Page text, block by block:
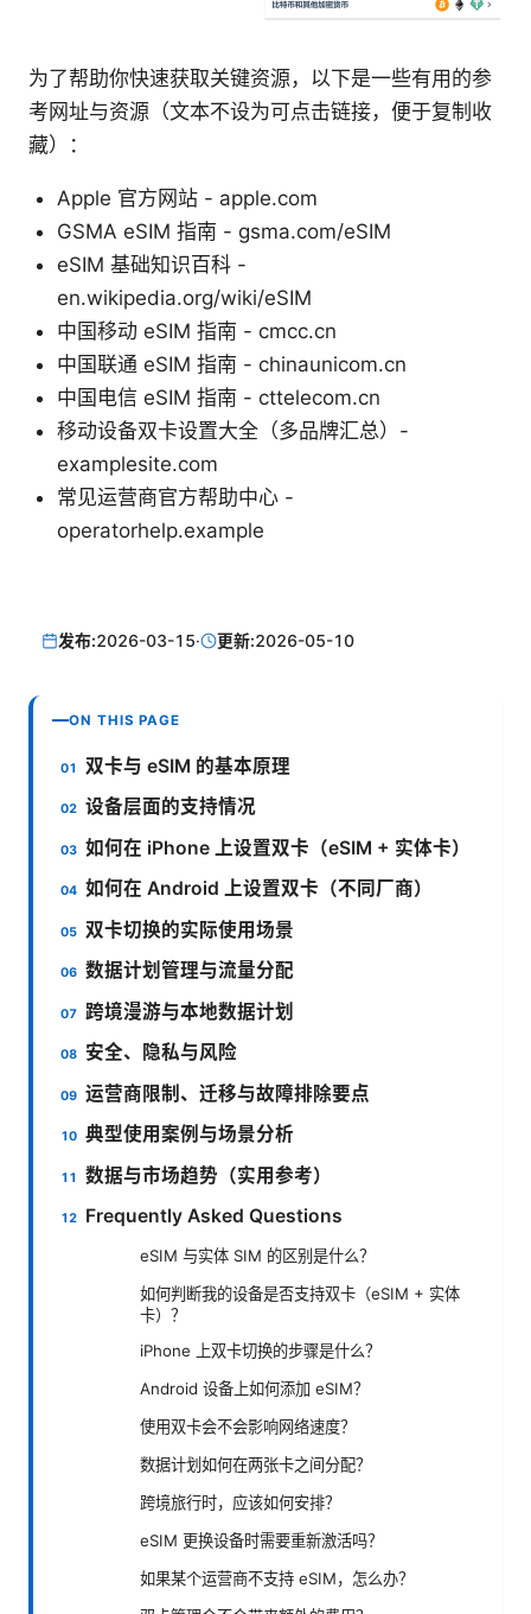
为了帮助你快速获取关键资源，以下是一些有用的参
考网址与资源（文本不设为可点击链接，便于复制收
藏）：
Apple 官方网站 - apple.com
GSMA eSIM 指南 - gsma.com/eSIM
eSIM 基础知识百科 -
en.wikipedia.org/wiki/eSIM
中国移动 eSIM 指南 - cmcc.cn
中国联通 eSIM 指南 - chinaunicom.cn
中国电信 eSIM 指南 - cttelecom.cn
移动设备双卡设置大全（多品牌汇总）-
examplesite.com
常见运营商官方帮助中心 -
operatorhelp.example
发布:2026-03-15· 更新:2026-05-10
ON THIS PAGE
双卡与 eSIM 的基本原理
设备层面的支持情况
如何在 iPhone 上设置双卡（eSIM + 实体卡）
如何在 Android 上设置双卡（不同厂商）
双卡切换的实际使用场景
数据计划管理与流量分配
跨境漫游与本地数据计划
安全、隐私与风险
运营商限制、迁移与故障排除要点
典型使用案例与场景分析
数据与市场趋势（实用参考）
Frequently Asked Questions
eSIM 与实体 SIM 的区别是什么？
如何判断我的设备是否支持双卡（eSIM + 实体
卡）？
iPhone 上双卡切换的步骤是什么？
Android 设备上如何添加 eSIM？
使用双卡会不会影响网络速度？
数据计划如何在两张卡之间分配？
跨境旅行时，应该如何安排？
eSIM 更换设备时需要重新激活吗？
如果某个运营商不支持 eSIM，怎么办？